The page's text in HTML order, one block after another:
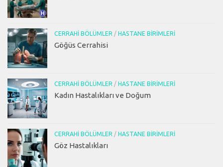
CERRAHI BÖLÜMLER / HASTANE BIRIMLERI
Göğüs Cerrahisi
CERRAHI BÖLÜMLER / HASTANE BIRIMLERI
Kadın Hastalıkları ve Doğum
CERRAHI BÖLÜMLER / HASTANE BIRIMLERI
Göz Hastalıkları